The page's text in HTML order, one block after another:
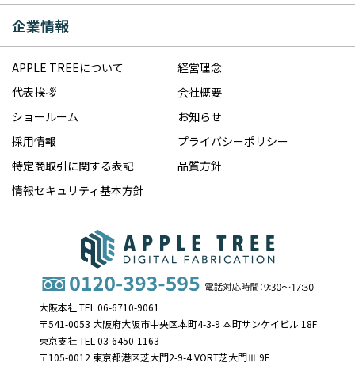
企業情報
APPLE TREEについて
経営理念
代表挨拶
会社概要
ショールーム
お知らせ
採用情報
プライバシーポリシー
特定商取引に関する表記
品質方針
情報セキュリティ基本方針
大阪本社 TEL 06-6710-9061
〒541-0053 大阪府大阪市中央区本町4-3-9 本町サンケイビル 18F
東京支社 TEL 03-6450-1163
〒105-0012 東京都港区芝大門2-9-4 VORT芝大門Ⅲ 9F